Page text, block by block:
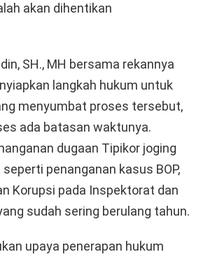
akan dihentikan
SH., MH bersama rekannya
langkah hukum untuk
menyumbat proses tersebut,
ada batasan waktunya.
dugaan Tipikor joging
penanganan kasus BOP,
Korupsi pada Inspektorat dan
sudah sering berulang tahun.
upaya penerapan hukum